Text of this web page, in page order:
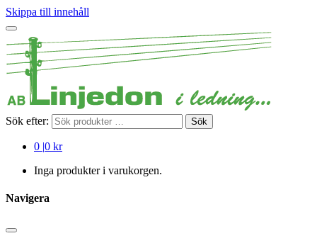
Skippa till innehåll
Sök efter: Sök
0 |0 kr
Inga produkter i varukorgen.
Navigera